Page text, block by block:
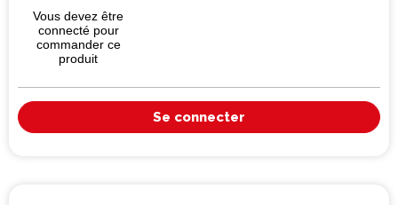
Vous devez être
connecté pour
commander ce
produit
Se connecter